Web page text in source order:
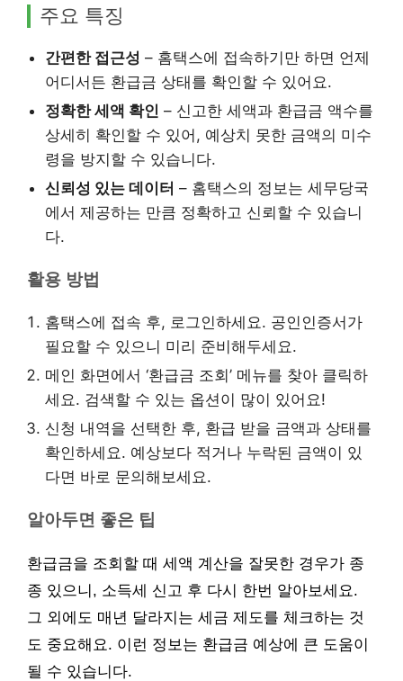
주요 특징
간편한 접근성 – 홈택스에 접속하기만 하면 언제
어디서든 환급금 상태를 확인할 수 있어요.
정확한 세액 확인 – 신고한 세액과 환급금 액수를
상세히 확인할 수 있어, 예상치 못한 금액의 미수
령을 방지할 수 있습니다.
신뢰성 있는 데이터 – 홈택스의 정보는 세무당국
에서 제공하는 만큼 정확하고 신뢰할 수 있습니
다.
활용 방법
홈택스에 접속 후, 로그인하세요. 공인인증서가
필요할 수 있으니 미리 준비해두세요.
메인 화면에서 ‘환급금 조회’ 메뉴를 찾아 클릭하
세요. 검색할 수 있는 옵션이 많이 있어요!
신청 내역을 선택한 후, 환급 받을 금액과 상태를
확인하세요. 예상보다 적거나 누락된 금액이 있
다면 바로 문의해보세요.
알아두면 좋은 팁
환급금을 조회할 때 세액 계산을 잘못한 경우가 종
종 있으니, 소득세 신고 후 다시 한번 알아보세요.
그 외에도 매년 달라지는 세금 제도를 체크하는 것
도 중요해요. 이런 정보는 환급금 예상에 큰 도움이
될 수 있습니다.